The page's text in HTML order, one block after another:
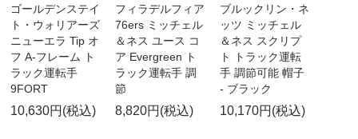
ゴールデンステイ
ト・ウォリアーズ
ニューエラ Tip オ
フ A-フレーム ト
ラック運転手
9FORT
10,630円(税込)
フィラデルフィア
76ers ミッチェル
＆ネス ユース コ
ア Evergreen ト
ラック運転手 調
節
8,820円(税込)
ブルックリン・ネ
ッツ ミッチェル
＆ネス スクリプ
ト トラック運転
手 調節可能 帽子
- ブラック
10,170円(税込)